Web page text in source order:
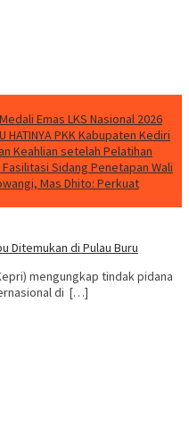
Emas LKS Nasional 2026
PKK Kabupaten Kediri
Keahlian setelah Pelatihan
Sidang Penetapan Wali
Mas Dhito: Perkuat
Ditemukan di Pulau Buru
mengungkap tindak pidana
di […]